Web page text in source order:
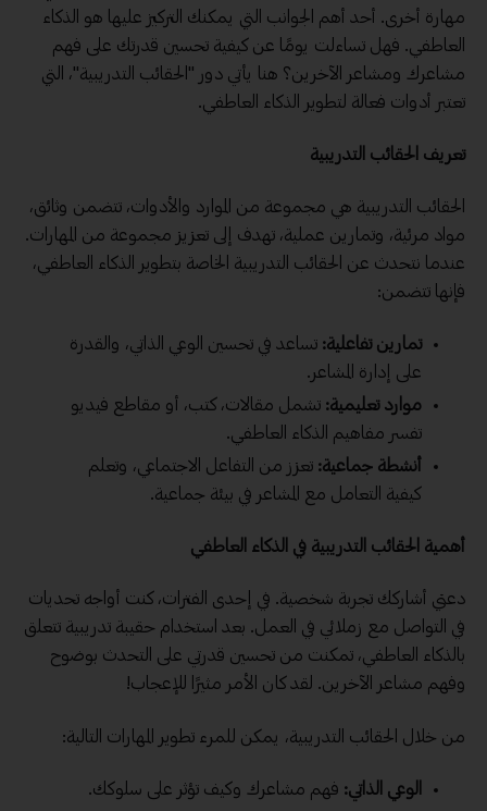
مهارة أخرى. أحد أهم الجوانب التي يمكنك التركيز عليها هو الذكاء
العاطفي. فهل تساءلت يومًا عن كيفية تحسين قدرتك على فهم
مشاعرك ومشاعر الآخرين؟ هنا يأتي دور "الحقائب التدريبية"، التي
تعتبر أدوات فعالة لتطوير الذكاء العاطفي.
تعريف الحقائب التدريبية
الحقائب التدريبية هي مجموعة من الموارد والأدوات، تتضمن وثائق،
مواد مرئية، وتمارين عملية، تهدف إلى تعزيز مجموعة من المهارات.
عندما نتحدث عن الحقائب التدريبية الخاصة بتطوير الذكاء العاطفي،
فإنها تتضمن:
تمارين تفاعلية: تساعد في تحسين الوعي الذاتي، والقدرة
على إدارة المشاعر.
موارد تعليمية: تشمل مقالات، كتب، أو مقاطع فيديو
تفسر مفاهيم الذكاء العاطفي.
أنشطة جماعية: تعزز من التفاعل الاجتماعي، وتعلم
كيفية التعامل مع المشاعر في بيئة جماعية.
أهمية الحقائب التدريبية في الذكاء العاطفي
دعني أشاركك تجربة شخصية. في إحدى الفترات، كنت أواجه تحديات
في التواصل مع زملائي في العمل. بعد استخدام حقيبة تدريبية تتعلق
بالذكاء العاطفي، تمكنت من تحسين قدرتي على التحدث بوضوح
وفهم مشاعر الآخرين. لقد كان الأمر مثيرًا للإعجاب!
من خلال الحقائب التدريبية، يمكن للمرء تطوير المهارات التالية:
الوعي الذاتي: فهم مشاعرك وكيف تؤثر على سلوكك.